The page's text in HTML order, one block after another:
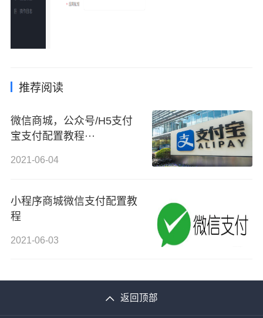
推荐阅读
微信商城，公众号/H5支付
宝支付配置教程···
2021-06-04
小程序商城微信支付配置教
程
2021-06-03
返回顶部